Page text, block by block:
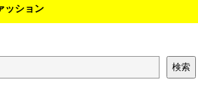
ッション
検索